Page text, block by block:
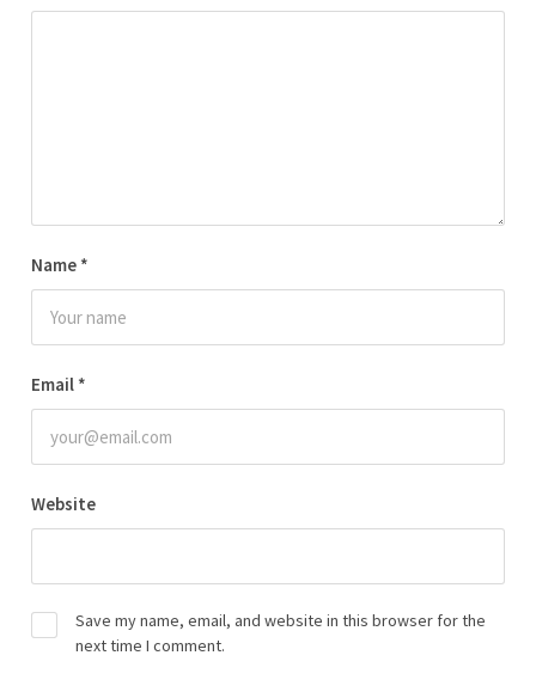
Name *
Email *
Website
Save my name, email, and website in this browser for the
next time I comment.